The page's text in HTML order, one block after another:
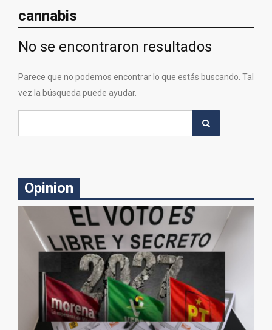
cannabis
No se encontraron resultados
Parece que no podemos encontrar lo que estás buscando. Tal
vez la búsqueda puede ayudar.
Opinion